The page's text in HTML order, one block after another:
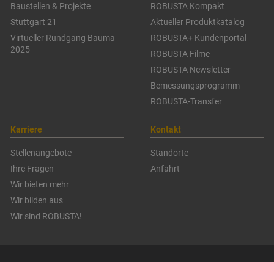
Baustellen & Projekte
Stuttgart 21
Virtueller Rundgang Bauma
2025
ROBUSTA Kompakt
Aktueller Produktkatalog
ROBUSTA+ Kundenportal
ROBUSTA Filme
ROBUSTA Newsletter
Bemessungsprogramm
ROBUSTA-Transfer
Karriere
Stellenangebote
Ihre Fragen
Wir bieten mehr
Wir bilden aus
Wir sind ROBUSTA!
Kontakt
Standorte
Anfahrt